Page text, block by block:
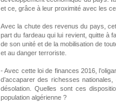
et ce, grâce à leur proximité avec les
Avec la chute des revenus du pays,
part du fardeau qui lui revient, quitte à
de son unité et de la mobilisation de
et au danger terroriste.
- Avec cette loi de finances 2016,
d’accaparer des richesses
désolation. Quelles sont ces
population algérienne ?